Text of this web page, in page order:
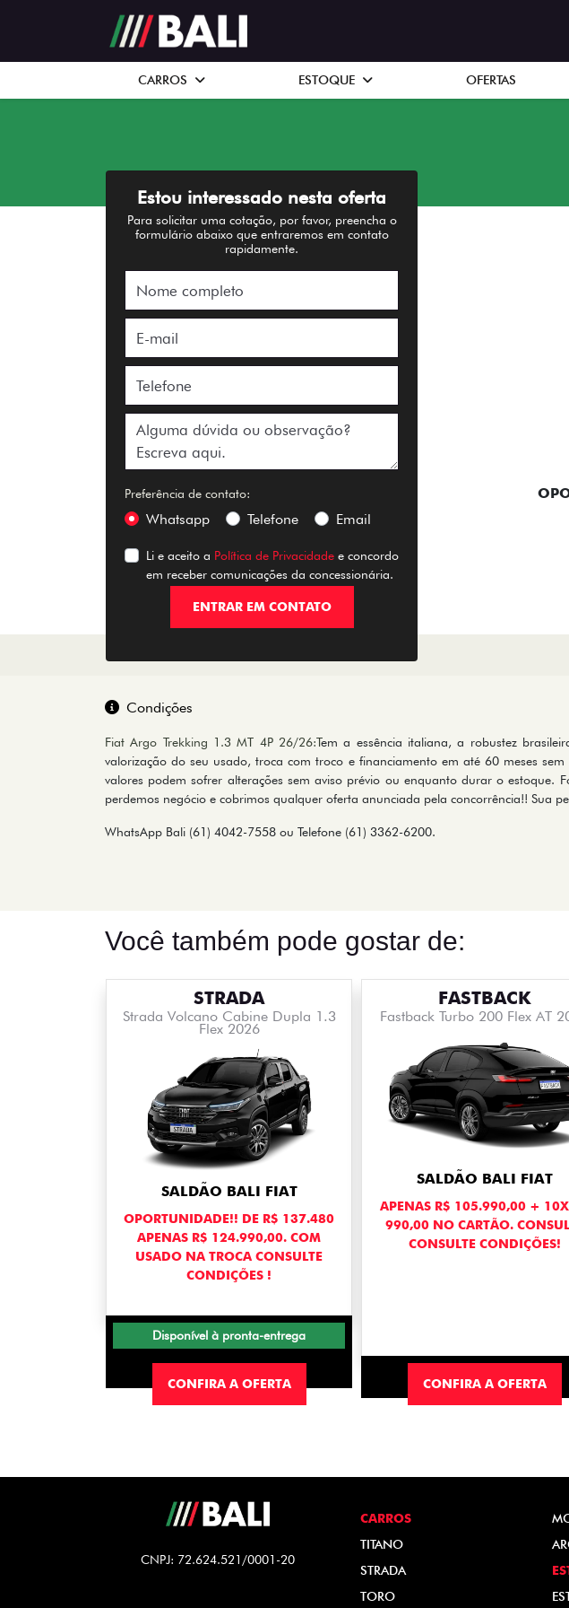
CARROS ESTOQUE OFERTAS
Estou interessado nesta oferta
Para solicitar uma cotação, por favor, preencha o
formulário abaixo que entraremos em contato
rapidamente.
Preferência de contato:
Whatsapp Telefone Email
Li e aceito a Política de Privacidade e concordo
em receber comunicações da concessionária.
ENTRAR EM CONTATO
Condições
Fiat Argo Trekking 1.3 MT 4P 26/26:Tem a essência italiana, a robustez
valorização do seu usado, troca com troco e financiamento em até 60 meses
valores podem sofrer alterações sem aviso prévio ou enquanto durar o estoque.
perdemos negócio e cobrimos qualquer oferta anunciada pela concorrência!! Sua
WhatsApp Bali (61) 4042-7558 ou Telefone (61) 3362-6200.
Você também pode gostar de:
STRADA
Strada Volcano Cabine Dupla 1.3
Flex 2026
SALDÃO BALI FIAT
OPORTUNIDADE!! DE R$ 137.480
APENAS R$ 124.990,00. COM
USADO NA TROCA CONSULTE
CONDIÇÕES !
Disponível à pronta-entrega
CONFIRA A OFERTA
FASTBACK
Fastback Turbo 200 Flex AT
SALDÃO BALI FIAT
APENAS R$ 105.990,00 +
990,00 NO CARTÃO.
CONSULTE CONDIÇÕES!
CONFIRA A OFERTA
CNPJ: 72.624.521/0001-20
CARROS
TITANO
STRADA
TORO